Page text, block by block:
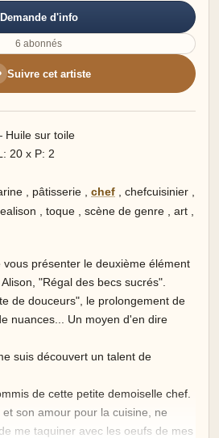
Demande d'info
6 abonnés
Suivre cet artiste
Huile sur toile
20 x P: 2
pâtisserie chef chefcuisinier
toque scène de genre art
présenter le deuxième élément
"Régal des becs sucrés".
de douceurs", le prolongement de
nuances... Un moyen d'en dire
suis découvert un talent de
de cette petite demoiselle chef.
son amour pour la cuisine, ne
me taquiner avec les oeufs de mes